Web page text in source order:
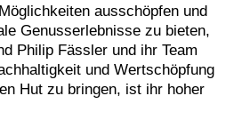
ausschöpfen und
Genusserlebnisse zu bieten,
Philip Fässler und ihr Team
und Wertschöpfung
Hut zu bringen, ist ihr hoher